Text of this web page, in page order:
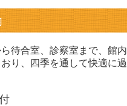
ら待合室、診察室まで、館
り、四季を通して快適に